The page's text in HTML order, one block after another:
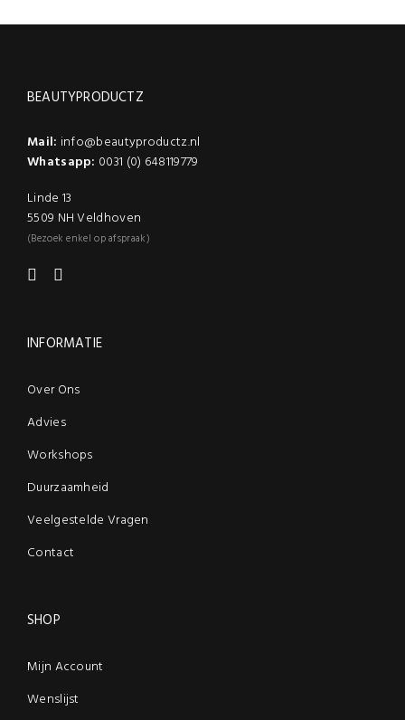
BEAUTYPRODUCTZ
Mail: info@beautyproductz.nl
Whatsapp: 0031 (0) 648119779
Linde 13
5509 NH Veldhoven
(Bezoek enkel op afspraak)
INFORMATIE
Over Ons
Advies
Workshops
Duurzaamheid
Veelgestelde Vragen
Contact
SHOP
Mijn Account
Wenslijst